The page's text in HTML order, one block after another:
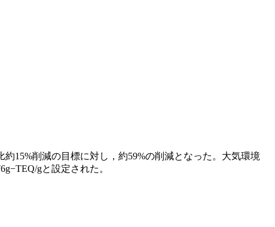
15%削減の目標に対し，約59%の削減となった。大気環境
gと設定された。